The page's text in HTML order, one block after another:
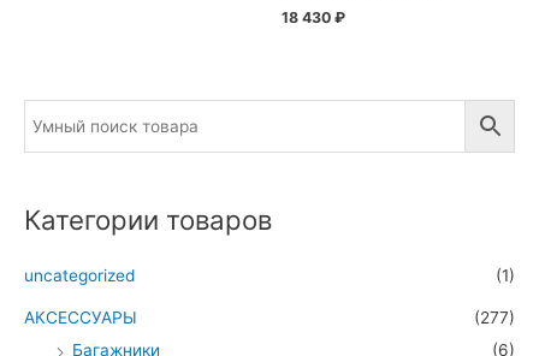
18 430 ₽
Категории товаров
uncategorized (1)
АКСЕССУАРЫ
(277)
Багажники
(6)